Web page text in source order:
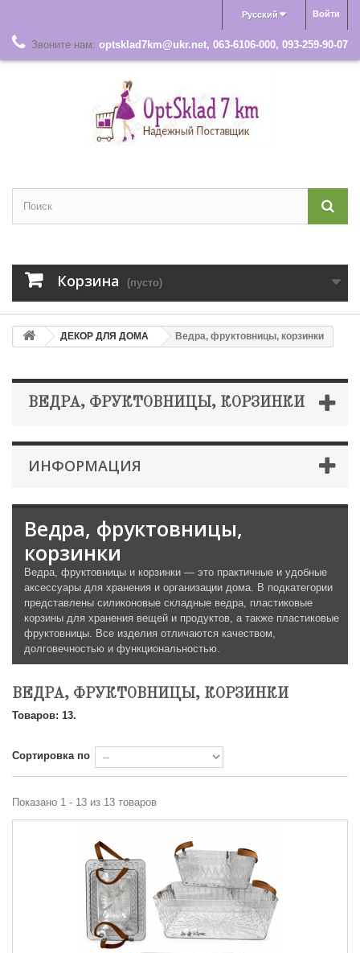
Войти
Русский
Звоните нам: optsklad7km@ukr.net, 063-6106-000, 093-259-90-07
Корзина (пусто)
ДЕКОР ДЛЯ ДОМА Ведра, фруктовницы, корзинки
ВЕДРА, ФРУКТОВНИЦЫ, КОРЗИНКИ
ИНФОРМАЦИЯ
Ведра, фруктовницы,
корзинки
Ведра, фруктовницы и корзинки — это практичные и удобные
аксессуары для хранения и организации дома. В подкатегории
представлены силиконовые складные ведра, пластиковые
корзины для хранения вещей и продуктов, а также пластиковые
фруктовницы. Все изделия отличаются качеством,
долговечностью и функциональностью.
ВЕДРА, ФРУКТОВНИЦЫ, КОРЗИНКИ
Товаров: 13.
Сортировка по
Показано 1 - 13 из 13 товаров